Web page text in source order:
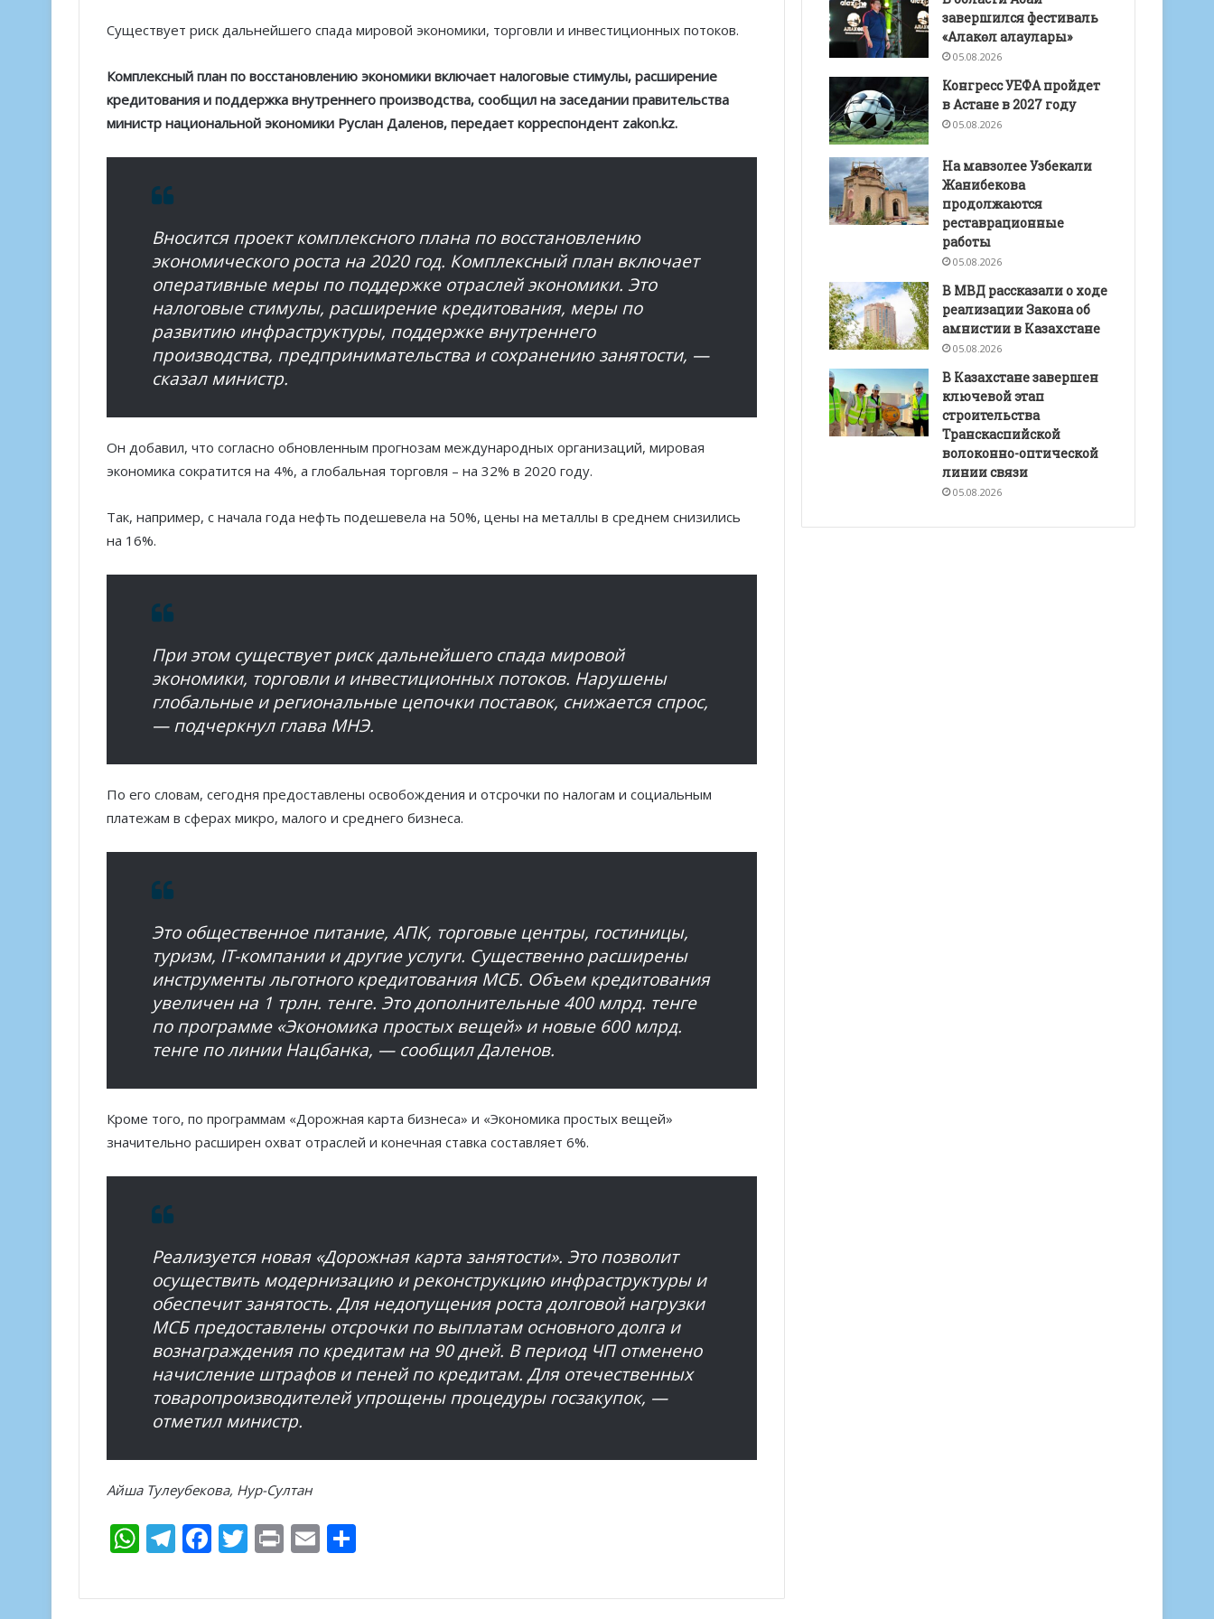
Существует риск дальнейшего спада мировой экономики, торговли и инвестиционных потоков.
Комплексный план по восстановлению экономики включает налоговые стимулы, расширение
кредитования и поддержка внутреннего производства, сообщил на заседании правительства
министр национальной экономики Руслан Даленов, передает корреспондент zakon.kz.
Вносится проект комплексного плана по восстановлению
экономического роста на 2020 год. Комплексный план включает
оперативные меры по поддержке отраслей экономики. Это
налоговые стимулы, расширение кредитования, меры по
развитию инфраструктуры, поддержке внутреннего
производства, предпринимательства и сохранению занятости, —
сказал министр.
Он добавил, что согласно обновленным прогнозам международных организаций, мировая
экономика сократится на 4%, а глобальная торговля – на 32% в 2020 году.
Так, например, с начала года нефть подешевела на 50%, цены на металлы в среднем снизились
на 16%.
При этом существует риск дальнейшего спада мировой
экономики, торговли и инвестиционных потоков. Нарушены
глобальные и региональные цепочки поставок, снижается спрос,
— подчеркнул глава МНЭ.
По его словам, сегодня предоставлены освобождения и отсрочки по налогам и социальным
платежам в сферах микро, малого и среднего бизнеса.
Это общественное питание, АПК, торговые центры, гостиницы,
туризм, IT-компании и другие услуги. Существенно расширены
инструменты льготного кредитования МСБ. Объем кредитования
увеличен на 1 трлн. тенге. Это дополнительные 400 млрд. тенге
по программе «Экономика простых вещей» и новые 600 млрд.
тенге по линии Нацбанка, — сообщил Даленов.
Кроме того, по программам «Дорожная карта бизнеса» и «Экономика простых вещей»
значительно расширен охват отраслей и конечная ставка составляет 6%.
Реализуется новая «Дорожная карта занятости». Это позволит
осуществить модернизацию и реконструкцию инфраструктуры и
обеспечит занятость. Для недопущения роста долговой нагрузки
МСБ предоставлены отсрочки по выплатам основного долга и
вознаграждения по кредитам на 90 дней. В период ЧП отменено
начисление штрафов и пеней по кредитам. Для отечественных
товаропроизводителей упрощены процедуры госзакупок, —
отметил министр.
Айша Тулеубекова, Нур-Султан
W
at
T
e
F
e
T
itt
Pr
t
E
ai п
завершился фестиваль
«Алакөл алаулары»
05.08.2026
Конгресс УЕФА пройдет
в Астане в 2027 году
05.08.2026
На мавзолее Узбекали
Жанибекова
продолжаются
реставрационные
работы
05.08.2026
В МВД рассказали о ходе
реализации Закона об
амнистии в Казахстане
05.08.2026
В Казахстане завершен
ключевой этап
строительства
Транскаспийской
волоконно-оптической
линии связи
05.08.2026